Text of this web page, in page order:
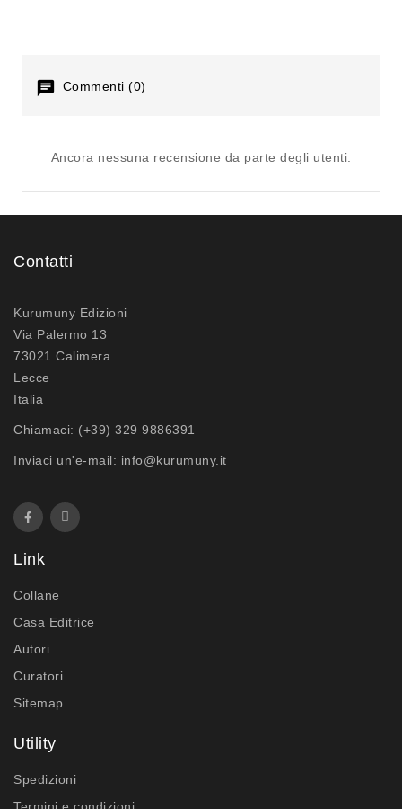
Commenti (0)
Ancora nessuna recensione da parte degli utenti.
Contatti
Kurumuny Edizioni
Via Palermo 13
73021 Calimera
Lecce
Italia
Chiamaci: (+39) 329 9886391
Inviaci un'e-mail: info@kurumuny.it
Link
Collane
Casa Editrice
Autori
Curatori
Sitemap
Utility
Spedizioni
Termini e condizioni